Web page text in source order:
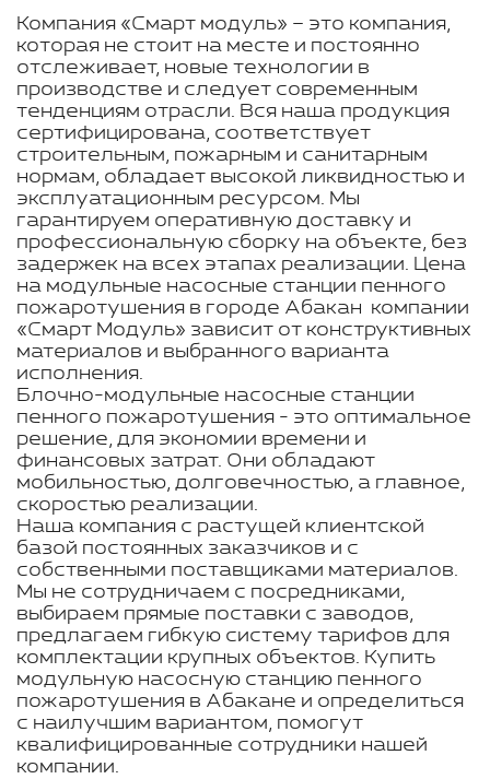
Компания «Смарт модуль» – это компания,
которая не стоит на месте и постоянно
отслеживает, новые технологии в
производстве и следует современным
тенденциям отрасли. Вся наша продукция
сертифицирована, соответствует
строительным, пожарным и санитарным
нормам, обладает высокой ликвидностью и
эксплуатационным ресурсом. Мы
гарантируем оперативную доставку и
профессиональную сборку на объекте, без
задержек на всех этапах реализации. Цена
на модульные насосные станции пенного
пожаротушения в городе Абакан компании
«Смарт Модуль» зависит от конструктивных
материалов и выбранного варианта
исполнения.
Блочно-модульные насосные станции
пенного пожаротушения - это оптимальное
решение, для экономии времени и
финансовых затрат. Они обладают
мобильностью, долговечностью, а главное,
скоростью реализации.
Наша компания с растущей клиентской
базой постоянных заказчиков и с
собственными поставщиками материалов.
Мы не сотрудничаем с посредниками,
выбираем прямые поставки с заводов,
предлагаем гибкую систему тарифов для
комплектации крупных объектов. Купить
модульную насосную станцию пенного
пожаротушения в Абакане и определиться
с наилучшим вариантом, помогут
квалифицированные сотрудники нашей
компании.